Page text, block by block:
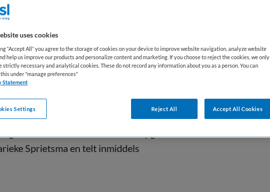
directie, bestuur en toezicht. Voor
en van deze tijd. We werken als
overhead. VOOR is in 2013 opgericht door
Sprietsma en telt inmiddels
uses cookies
“Accept All” you agree to the storage of cookies on your device to improve website navigation, analyze website
help us improve our products and personalize content and marketing. If you choose to reject the cookies, we only
strictly necessary and analytical cookies. These do not record any information about you as a person. You can
under "manage preferences"
Statement
Reject All Accept All Cookies
Settings